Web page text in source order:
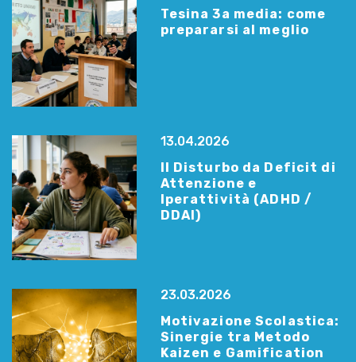
Tesina 3a media: come
prepararsi al meglio
13.04.2026
Il Disturbo da Deficit di
Attenzione e
Iperattività (ADHD /
DDAI)
23.03.2026
Motivazione Scolastica:
Sinergie tra Metodo
Kaizen e Gamification